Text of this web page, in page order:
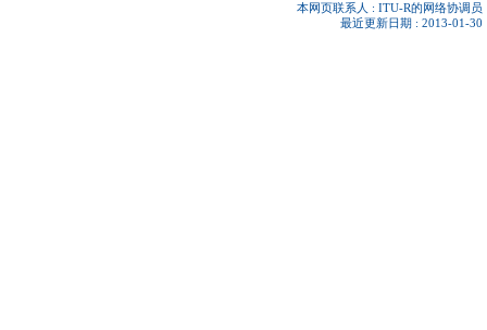
本网页联系人 : ITU-R的网络协调员
最近更新日期 : 2013-01-30